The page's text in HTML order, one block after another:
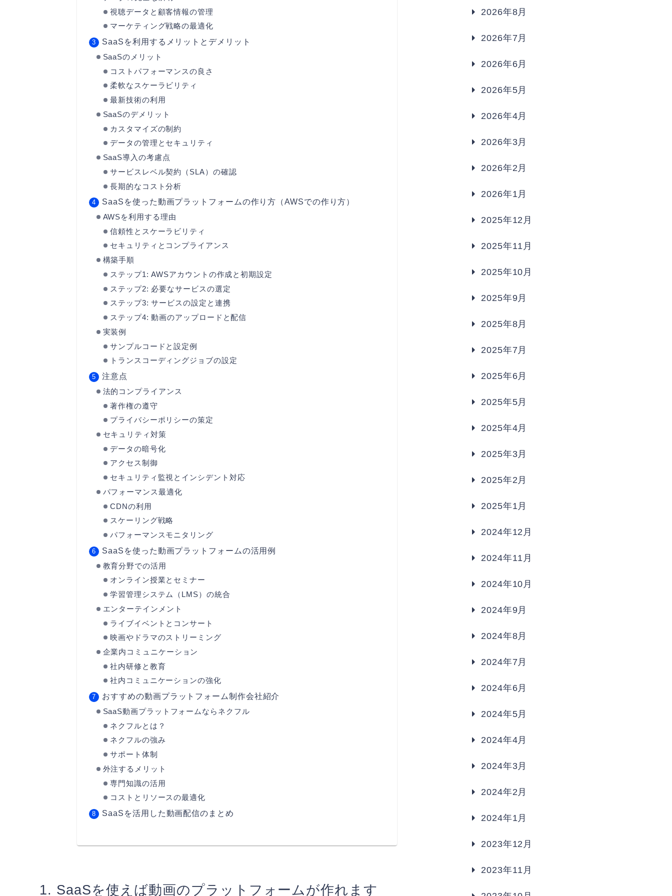
視聴データと顧客情報の管理
マーケティング戦略の最適化
SaaSを利用するメリットとデメリット
SaaSのメリット
コストパフォーマンスの良さ
柔軟なスケーラビリティ
最新技術の利用
SaaSのデメリット
カスタマイズの制約
データの管理とセキュリティ
SaaS導入の考慮点
サービスレベル契約（SLA）の確認
長期的なコスト分析
SaaSを使った動画プラットフォームの作り方（AWSでの作り方）
AWSを利用する理由
信頼性とスケーラビリティ
セキュリティとコンプライアンス
構築手順
ステップ1: AWSアカウントの作成と初期設定
ステップ2: 必要なサービスの選定
ステップ3: サービスの設定と連携
ステップ4: 動画のアップロードと配信
実装例
サンプルコードと設定例
トランスコーディングジョブの設定
注意点
法的コンプライアンス
著作権の遵守
プライバシーポリシーの策定
セキュリティ対策
データの暗号化
アクセス制御
セキュリティ監視とインシデント対応
パフォーマンス最適化
CDNの利用
スケーリング戦略
パフォーマンスモニタリング
SaaSを使った動画プラットフォームの活用例
教育分野での活用
オンライン授業とセミナー
学習管理システム（LMS）の統合
エンターテインメント
ライブイベントとコンサート
映画やドラマのストリーミング
企業内コミュニケーション
社内研修と教育
社内コミュニケーションの強化
おすすめの動画プラットフォーム制作会社紹介
SaaS動画プラットフォームならネクフル
ネクフルとは？
ネクフルの強み
サポート体制
外注するメリット
専門知識の活用
コストとリソースの最適化
SaaSを活用した動画配信のまとめ
SaaSを使えば動画のプラットフォームが作れます
2026年8月
2026年7月
2026年6月
2026年5月
2026年4月
2026年3月
2026年2月
2026年1月
2025年12月
2025年11月
2025年10月
2025年9月
2025年8月
2025年7月
2025年6月
2025年5月
2025年4月
2025年3月
2025年2月
2025年1月
2024年12月
2024年11月
2024年10月
2024年9月
2024年8月
2024年7月
2024年6月
2024年5月
2024年4月
2024年3月
2024年2月
2024年1月
2023年12月
2023年11月